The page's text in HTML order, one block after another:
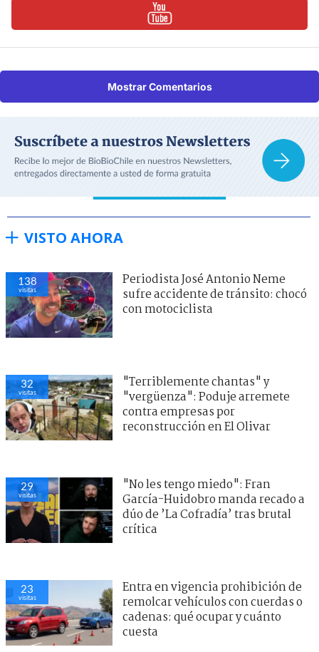
Mostrar Comentarios
VISTO AHORA
138
visitas
Periodista José Antonio Neme
sufre accidente de tránsito: chocó
con motociclista
32
visitas
"Terriblemente chantas" y
"vergüenza": Poduje arremete
contra empresas por
reconstrucción en El Olivar
29
visitas
"No les tengo miedo": Fran
García-Huidobro manda recado a
dúo de ’La Cofradía’ tras brutal
crítica
23
visitas
Entra en vigencia prohibición de
remolcar vehículos con cuerdas o
cadenas: qué ocupar y cuánto
cuesta